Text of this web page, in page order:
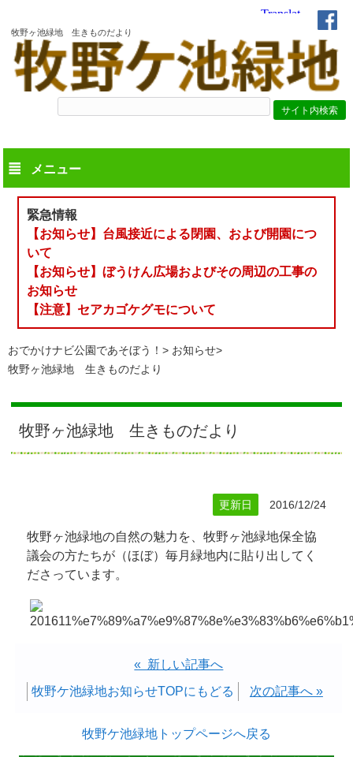
牧野ヶ池緑地 生きものだより
メニュー
緊急情報
【お知らせ】台風接近による閉園、および開園につ
いて
【お知らせ】ぼうけん広場およびその周辺の工事の
お知らせ
【注意】セアカゴケグモについて
おでかけナビ公園であそぼう！
お知らせ
牧野ヶ池緑地 生きものだより
牧野ヶ池緑地 生きものだより
更新日 2016/12/24
牧野ヶ池緑地の自然の魅力を、牧野ヶ池緑地保全協
議会の方たちが（ほぼ）毎月緑地内に貼り出してく
ださっています。
« 新しい記事へ
牧野ケ池緑地お知らせTOPにもどる
次の記事へ »
牧野ケ池緑地トップページへ戻る